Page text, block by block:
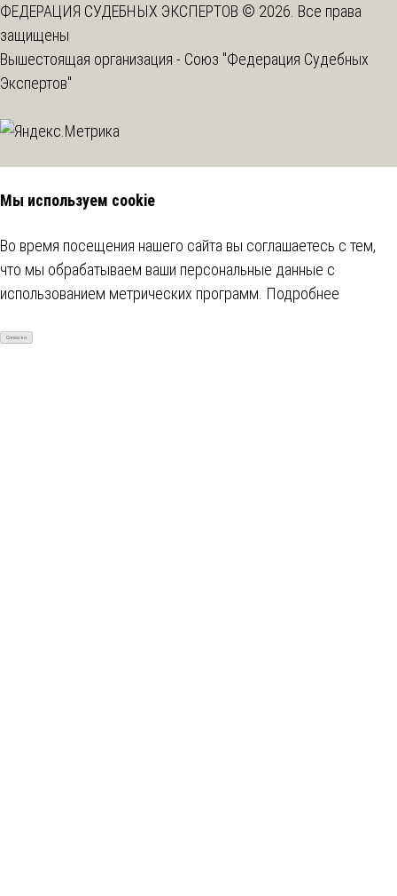
ФЕДЕРАЦИЯ СУДЕБНЫХ ЭКСПЕРТОВ © 2026. Все права
защищены
Вышестоящая организация - Союз "Федерация Судебных
Экспертов"
Мы используем cookie
Во время посещения нашего сайта вы соглашаетесь с тем,
что мы обрабатываем ваши персональные данные с
использованием метрических программ. Подробнее
Согласен